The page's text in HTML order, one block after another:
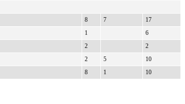
8 7
17
1
6
2
2
2 5
10
8 1 10